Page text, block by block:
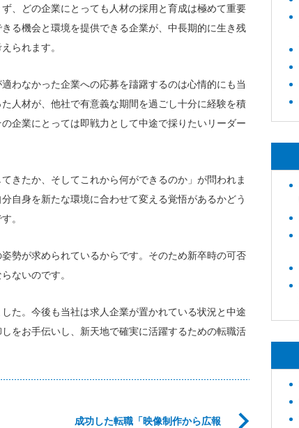
、どの企業にとっても人材の採用と育成は極めて重要
る機会と環境を提供できる企業が、中長期的に生き残
られます。
わなかった企業への応募を躊躇するのは心情的にも当
人材が、他社で有意義な期間を過ごし十分に経験を積
企業にとっては即戦力として中途で採りたいリーダー
きたか、そしてこれから何ができるのか」が問われま
自身を新たな環境に合わせて変える覚悟があるかどう
。
勢が求められているからです。そのため新卒時の可否
ないのです。
た。今後も当社は求人企業が置かれている状況と中途
をお手伝いし、新天地で確実に活躍するための転職活
成功した転職「映像制作から広報